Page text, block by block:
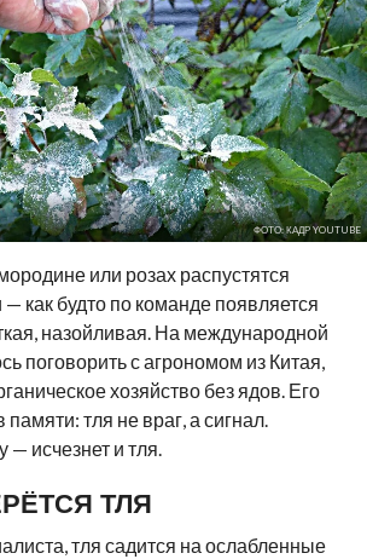
ФОТО: КАДР YOUTUBE
или розах распустятся
как будто по команде появляется
назойливая. На международной
поговорить с агрономом из Китая,
хозяйство без ядов. Его
тля не враг, а сигнал.
исчезнет и тля.
ТЛЯ
тля садится на ослабленные